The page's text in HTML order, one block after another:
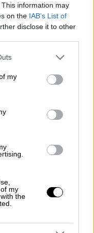
This information may
on the IAB’s List of
disclose it to other
one or more Google
You may click to
third-party tags to
in below Google
my
my
the
άλμα
όριο των
ροές.
των
τις 17
συνομιλιών
των